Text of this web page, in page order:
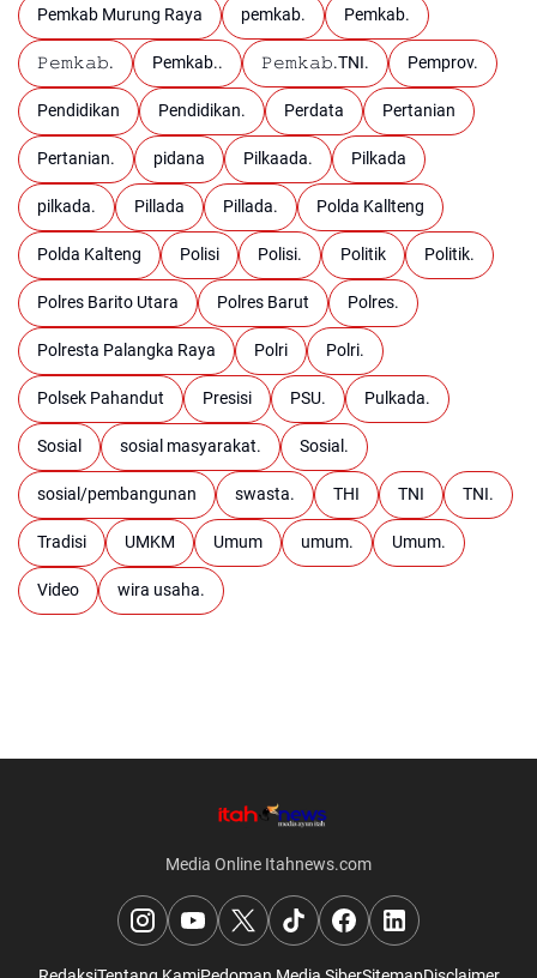
Pemkab Murung Raya pemkab. Pemkab.
𝙿𝚎𝚖𝚔𝚊𝚋. Pemkab.. 𝙿𝚎𝚖𝚔𝚊𝚋.TNI. Pemprov.
Pendidikan Pendidikan. Perdata Pertanian
Pertanian. pidana Pilkaada. Pilkada
pilkada. Pillada Pillada. Polda Kallteng
Polda Kalteng Polisi Polisi. Politik Politik.
Polres Barito Utara Polres Barut Polres.
Polresta Palangka Raya Polri Polri.
Polsek Pahandut Presisi PSU. Pulkada.
Sosial sosial masyarakat. Sosial.
sosial/pembangunan swasta. THI TNI TNI.
Tradisi UMKM Umum umum. Umum.
Video wira usaha.
Media Online Itahnews.com